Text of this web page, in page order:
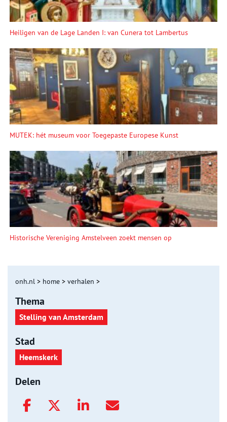
Heiligen van de Lage Landen I: van Cunera tot Lambertus
MUTEK: hét museum voor Toegepaste Europese Kunst
Historische Vereniging Amstelveen zoekt mensen op
onh.nl > home > verhalen >
Thema
Stelling van Amsterdam
Stad
Heemskerk
Delen